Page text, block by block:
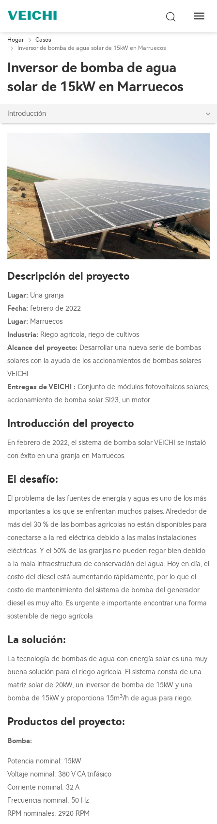
Hogar
Casos
Inversor de bomba de agua solar de 15kW en Marruecos
Inversor de bomba de agua
solar de 15kW en Marruecos
Introducción
Descripción del proyecto
Lugar: Una granja
Fecha: febrero de 2022
Lugar: Marruecos
Industria: Riego agrícola, riego de cultivos
Alcance del proyecto: Desarrollar una nueva serie de bombas
solares con la ayuda de los accionamientos de bombas solares
VEICHI
Entregas de VEICHI : Conjunto de módulos fotovoltaicos solares,
accionamiento de bomba solar SI23, un motor
Introducción del proyecto
En febrero de 2022, el sistema de bomba solar VEICHI se instaló
con éxito en una granja en Marruecos.
El desafío:
El problema de las fuentes de energía y agua es uno de los más
importantes a los que se enfrentan muchos países. Alrededor de
más del 30 % de las bombas agrícolas no están disponibles para
conectarse a la red eléctrica debido a las malas instalaciones
eléctricas. Y el 50% de las granjas no pueden regar bien debido
a la mala infraestructura de conservación del agua. Hoy en día, el
costo del diesel está aumentando rápidamente, por lo que el
costo de mantenimiento del sistema de bomba del generador
diesel es muy alto. Es urgente e importante encontrar una forma
sostenible de riego agrícola
La solución:
La tecnología de bombas de agua con energía solar es una muy
buena solución para el riego agrícola. El sistema consta de una
matriz solar de 20kW, un inversor de bomba de 15kW y una
bomba de 15kW y proporciona 15m3/h de agua para riego.
Productos del proyecto:
Bomba:
Potencia nominal: 15kW
Voltaje nominal: 380 V CA trifásico
Corriente nominal: 32 A
Frecuencia nominal: 50 Hz
RPM nominales: 2920 RPM